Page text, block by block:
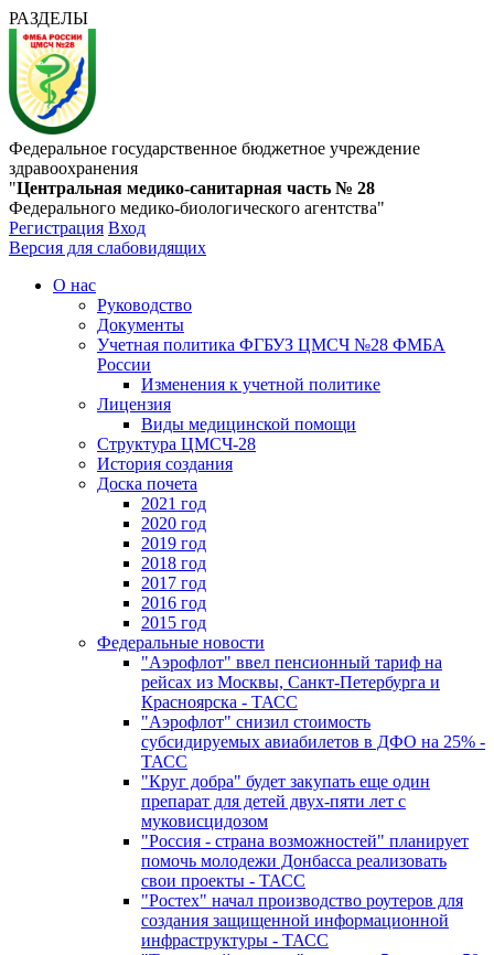
РАЗДЕЛЫ
Федеральное государственное бюджетное учреждение
здравоохранения
"Центральная медико-санитарная часть № 28
Федерального медико-биологического агентства"
Регистрация Вход
Версия для слабовидящих
О нас
Руководство
Документы
Учетная политика ФГБУЗ ЦМСЧ №28 ФМБА
России
Изменения к учетной политике
Лицензия
Виды медицинской помощи
Структура ЦМСЧ-28
История создания
Доска почета
2021 год
2020 год
2019 год
2018 год
2017 год
2016 год
2015 год
Федеральные новости
"Аэрофлот" ввел пенсионный тариф на
рейсах из Москвы, Санкт-Петербурга и
Красноярска - ТАСС
"Аэрофлот" снизил стоимость
субсидируемых авиабилетов в ДФО на 25% -
ТАСС
"Круг добра" будет закупать еще один
препарат для детей двух-пяти лет с
муковисцидозом
"Россия - страна возможностей" планирует
помочь молодежи Донбасса реализовать
свои проекты - ТАСС
"Ростех" начал производство роутеров для
создания защищенной информационной
инфраструктуры - ТАСС